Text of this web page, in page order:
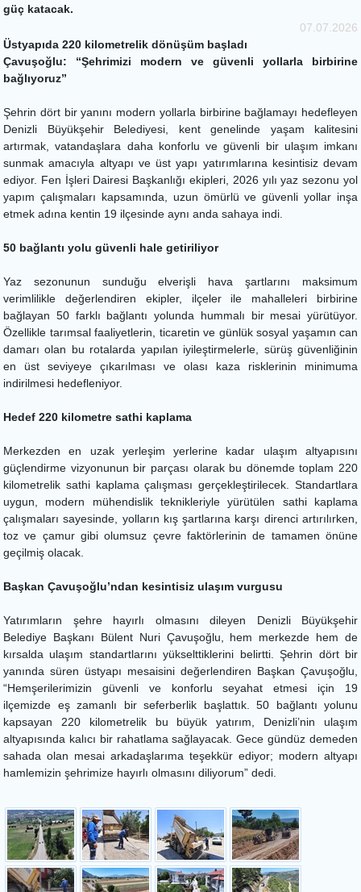
güç katacak.
07.07.2026
Üstyapıda 220 kilometrelik dönüşüm başladı
Çavuşoğlu: “Şehrimizi modern ve güvenli yollarla birbirine
bağlıyoruz”
Şehrin dört bir yanını modern yollarla birbirine bağlamayı hedefleyen
Denizli Büyükşehir Belediyesi, kent genelinde yaşam kalitesini
artırmak, vatandaşlara daha konforlu ve güvenli bir ulaşım imkanı
sunmak amacıyla altyapı ve üst yapı yatırımlarına kesintisiz devam
ediyor. Fen İşleri Dairesi Başkanlığı ekipleri, 2026 yılı yaz sezonu yol
yapım çalışmaları kapsamında, uzun ömürlü ve güvenli yollar inşa
etmek adına kentin 19 ilçesinde aynı anda sahaya indi.
50 bağlantı yolu güvenli hale getiriliyor
Yaz sezonunun sunduğu elverişli hava şartlarını maksimum
verimlilikle değerlendiren ekipler, ilçeler ile mahalleleri birbirine
bağlayan 50 farklı bağlantı yolunda hummalı bir mesai yürütüyor.
Özellikle tarımsal faaliyetlerin, ticaretin ve günlük sosyal yaşamın can
damarı olan bu rotalarda yapılan iyileştirmelerle, sürüş güvenliğinin
en üst seviyeye çıkarılması ve olası kaza risklerinin minimuma
indirilmesi hedefleniyor.
Hedef 220 kilometre sathi kaplama
Merkezden en uzak yerleşim yerlerine kadar ulaşım altyapısını
güçlendirme vizyonunun bir parçası olarak bu dönemde toplam 220
kilometrelik sathi kaplama çalışması gerçekleştirilecek. Standartlara
uygun, modern mühendislik teknikleriyle yürütülen sathi kaplama
çalışmaları sayesinde, yolların kış şartlarına karşı direnci artırılırken,
toz ve çamur gibi olumsuz çevre faktörlerinin de tamamen önüne
geçilmiş olacak.
Başkan Çavuşoğlu’ndan kesintisiz ulaşım vurgusu
Yatırımların şehre hayırlı olmasını dileyen Denizli Büyükşehir
Belediye Başkanı Bülent Nuri Çavuşoğlu, hem merkezde hem de
kırsalda ulaşım standartlarını yükselttiklerini belirtti. Şehrin dört bir
yanında süren üstyapı mesaisini değerlendiren Başkan Çavuşoğlu,
“Hemşerilerimizin güvenli ve konforlu seyahat etmesi için 19
ilçemizde eş zamanlı bir seferberlik başlattık. 50 bağlantı yolunu
kapsayan 220 kilometrelik bu büyük yatırım, Denizli’nin ulaşım
altyapısında kalıcı bir rahatlama sağlayacak. Gece gündüz demeden
sahada olan mesai arkadaşlarıma teşekkür ediyor; modern altyapı
hamlemizin şehrimize hayırlı olmasını diliyorum” dedi.